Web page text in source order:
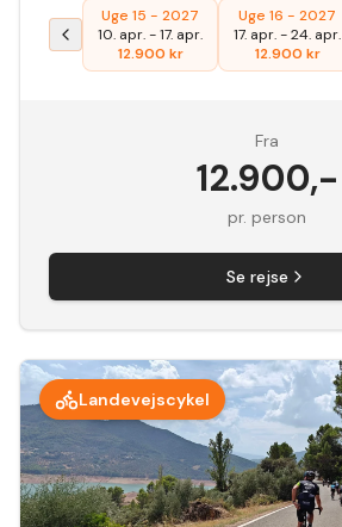
Uge 15 - 2027
10. apr.-17. apr.
12.900 kr
Uge 16 - 2027
17. apr.-24. apr.
12.900 kr
Fra
12.900,-
pr. person
Se rejse
Landevejscykel